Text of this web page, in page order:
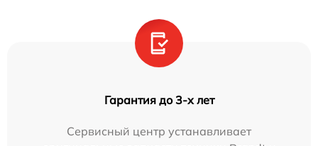
Гарантия до 3-х лет
Сервисный центр устанавливает